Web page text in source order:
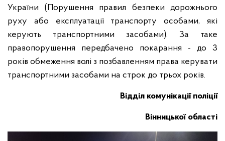
України (Порушення правил безпеки дорожнього
руху або експлуатації транспорту особами, які
керують транспортними засобами). За таке
правопорушення передбачено покарання - до 3
років обмеження волі з позбавленням права керувати
транспортними засобами на строк до трьох років.
Відділ комунікації поліції
Вінницької області